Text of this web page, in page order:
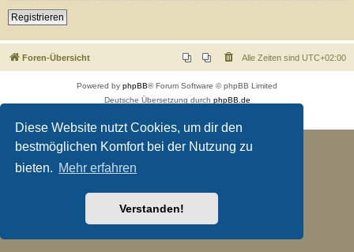
Diese Website nutzt Cookies, um dir den
bestmöglichen Komfort bei der Nutzung zu
bieten. Mehr erfahren
Verstanden!
Registrieren
Foren-Übersicht Alle Zeiten sind UTC+02:00
Powered by phpBB® Forum Software © phpBB Limited
Deutsche Übersetzung durch phpBB.de